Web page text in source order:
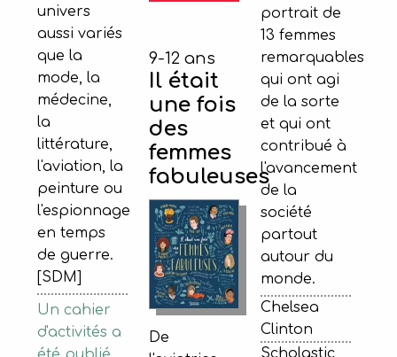
univers
aussi variés
que la
mode, la
médecine,
la
littérature,
l'aviation, la
peinture ou
l'espionnage
en temps
de guerre.
[SDM]
Un cahier
d'activités a
portrait de
13 femmes
remarquables
qui ont agi
de la sorte
et qui ont
contribué à
l'avancement
de la
société
partout
autour du
monde.
Chelsea
Clinton
Scholastic,
9-12 ans
Il était
une fois
des
femmes
fabuleuses
De